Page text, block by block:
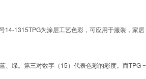
1315TPG为涂层工艺色彩，可应用于服装，家居
绿。第三对数字（15）代表色彩的彩度。而TPG